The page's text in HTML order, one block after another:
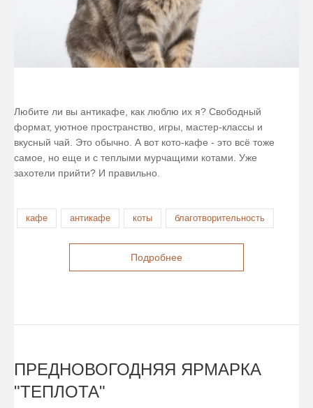
Любите ли вы антикафе, как люблю их я? Свободный
формат, уютное пространство, игры, мастер-классы и
вкусный чай. Это обычно. А вот кото-кафе - это всё тоже
самое, но еще и с теплыми мурчащими котами. Уже
захотели прийти? И правильно.
кафе антикафе коты благотворительность
Подробнее
ПРЕДНОВОГОДНЯЯ ЯРМАРКА
"ТЕПЛОТА"